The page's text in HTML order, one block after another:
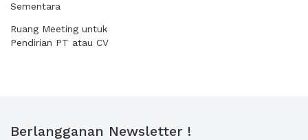
Sementara
Ruang Meeting untuk
Pendirian PT atau CV
Berlangganan Newsletter !